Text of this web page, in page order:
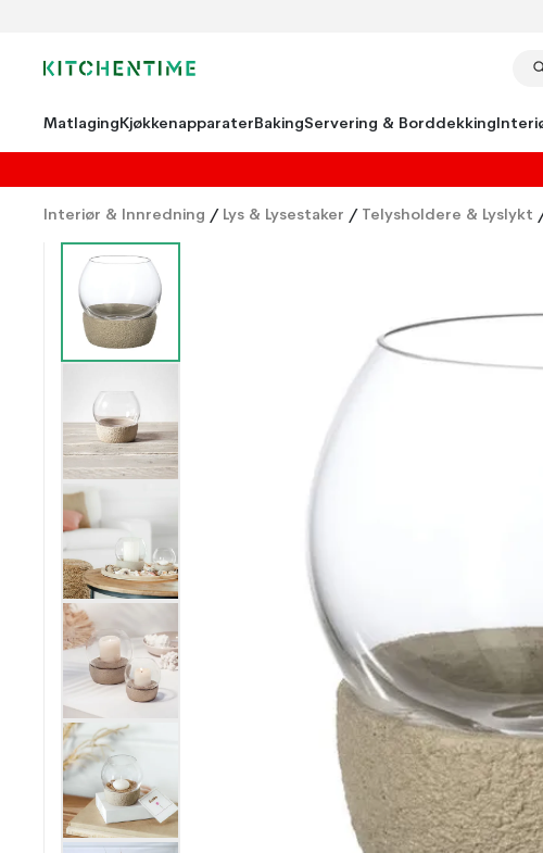
MatlagingKjøkkenapparaterBakingServering & Borddekking
Interiør & Innredning / Lys & Lysestaker / Telysholdere & Lyslykt